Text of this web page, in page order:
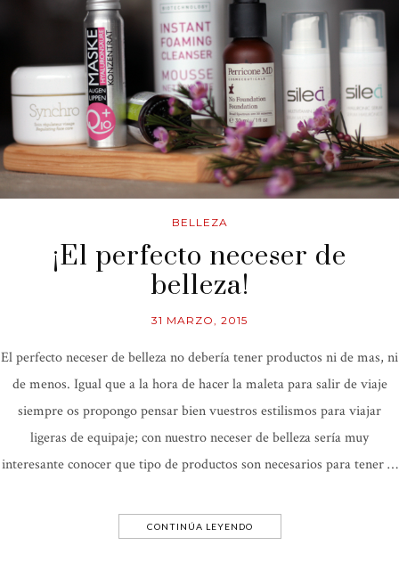
BELLEZA
¡El perfecto neceser de
belleza!
31 MARZO, 2015
El perfecto neceser de belleza no debería tener productos ni de mas, ni
de menos. Igual que a la hora de hacer la maleta para salir de viaje
siempre os propongo pensar bien vuestros estilismos para viajar
ligeras de equipaje; con nuestro neceser de belleza sería muy
interesante conocer que tipo de productos son necesarios para tener …
CONTINÚA LEYENDO